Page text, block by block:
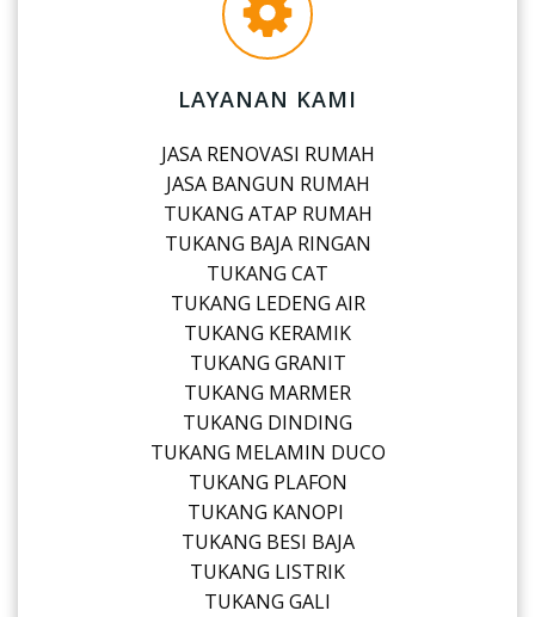
LAYANAN KAMI
JASA RENOVASI RUMAH
JASA BANGUN RUMAH
TUKANG ATAP RUMAH
TUKANG BAJA RINGAN
TUKANG CAT
TUKANG LEDENG AIR
TUKANG KERAMIK
TUKANG GRANIT
TUKANG MARMER
TUKANG DINDING
TUKANG MELAMIN DUCO
TUKANG PLAFON
TUKANG KANOPI
TUKANG BESI BAJA
TUKANG LISTRIK
TUKANG GALI